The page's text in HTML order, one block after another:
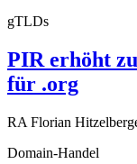
gTLDs
PIR erhöht
für .org
RA Florian
Domain-Handel